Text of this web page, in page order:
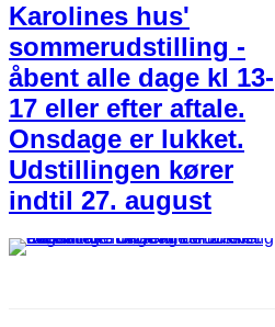
Karolines hus'
sommerudstilling -
åbent alle dage kl 13-
17 eller efter aftale.
Onsdage er lukket.
Udstillingen kører
indtil 27. august